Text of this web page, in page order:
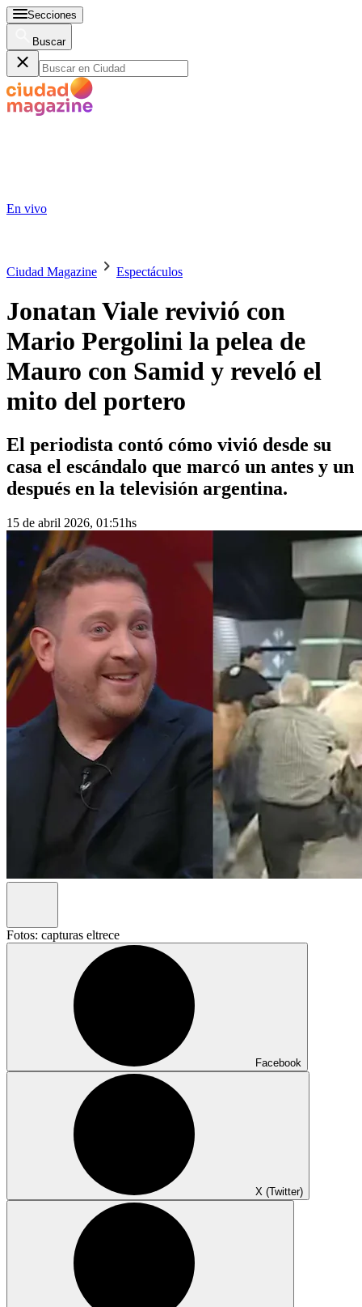
Secciones
Buscar
En vivo
Ciudad Magazine Espectáculos
Jonatan Viale revivió con
Mario Pergolini la pelea de
Mauro con Samid y reveló el
mito del portero
El periodista contó cómo vivió desde su
casa el escándalo que marcó un antes y un
después en la televisión argentina.
15 de abril 2026, 01:51hs
Fotos: capturas eltrece
Facebook
X (Twitter)